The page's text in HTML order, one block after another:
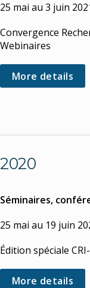
25 mai au 3 juin
Convergence
Webinaires
More details
2020
Séminaires,
25 mai au 19 juin
Édition spéciale
More details